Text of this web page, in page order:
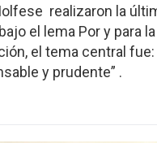
realizaron la
el lema Por y para
el tema central
y prudente” .